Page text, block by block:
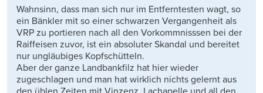
Wahnsinn, dass man sich nur im Entferntesten wagt, so
ein Bänkler mit so einer schwarzen Vergangenheit als
VRP zu portieren nach all den Vorkommnisssen bei der
Raiffeisen zuvor, ist ein absoluter Skandal und bereitet
nur ungläubiges Kopfschütteln.
Aber der ganze Landbankfilz hat hier wieder
zugeschlagen und man hat wirklich nichts gelernt aus